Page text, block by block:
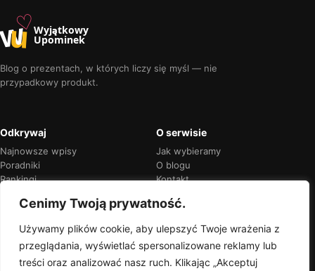
Cenimy Twoją prywatność.
Używamy plików cookie, aby ulepszyć Twoje wrażenia z
przeglądania, wyświetlać spersonalizowane reklamy lub
treści oraz analizować nasz ruch. Klikając „Akceptuj
u♡Wyjątkowy
Upominek
Blog o prezentach, w których liczy się myśl — nie
przypadkowy produkt.
Odkrywaj
Najnowsze wpisy
Poradniki
Rankingi
O serwisie
Jak wybieramy
O blogu
Kontakt
Przejrzyste rekomendacje